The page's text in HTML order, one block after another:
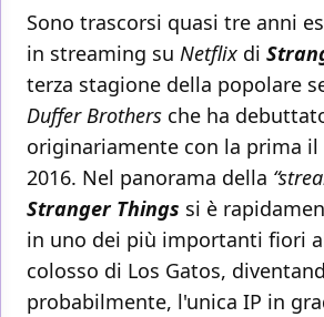
Sono trascorsi quasi tre anni
in streaming su Netflix di
terza stagione della popolare
Duffer Brothers che ha
originariamente con la prima il
2016. Nel panorama della
Stranger Things si è
in uno dei più importanti fiori
colosso di Los Gatos,
probabilmente, l'unica IP in